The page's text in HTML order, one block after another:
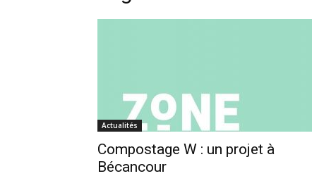
Actualités
Compostage W : un projet à
Bécancour